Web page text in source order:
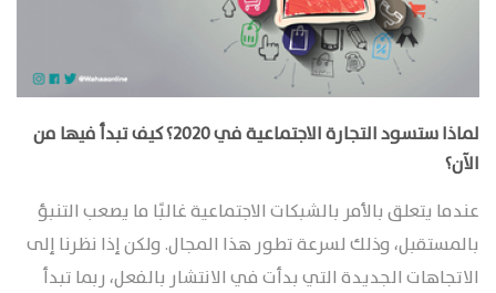
لماذا ستسود التجارة الاجتماعية في 2020؟ كيف تبدأ فيها من
الآن؟
عندما يتعلق بالأمر بالشبكات الاجتماعية غالبًا ما يصعب التنبؤ
بالمستقبل، وذلك لسرعة تطور هذا المجال. ولكن إذا نظرنا إلى
الاتجاهات الجديدة التي بدأت في الانتشار بالفعل، ربما تبدأ